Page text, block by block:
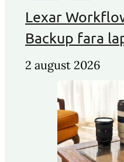
Lexar
Backup fara
2 august 2026